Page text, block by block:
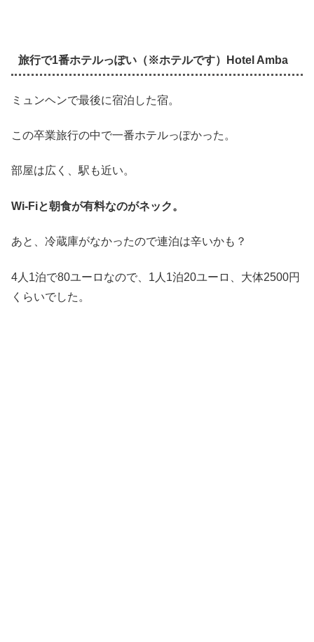
旅行で1番ホテルっぽい（※ホテルです）Hotel Amba
ミュンヘンで最後に宿泊した宿。
この卒業旅行の中で一番ホテルっぽかった。
部屋は広く、駅も近い。
Wi-Fiと朝食が有料なのがネック。
あと、冷蔵庫がなかったので連泊は辛いかも？
4人1泊で80ユーロなので、1人1泊20ユーロ、大体2500円
くらいでした。